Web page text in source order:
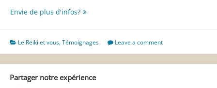
Envie de plus d'infos?Le
chemin
intiatique
à
avant
Le Reiki et vous,Témoignages Leave a comment
Partager notre expérience